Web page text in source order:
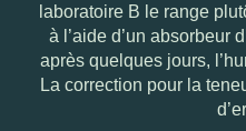
laboratoire B le range
à l’aide d’un absorbeur
après quelques jours,
La correction pour la